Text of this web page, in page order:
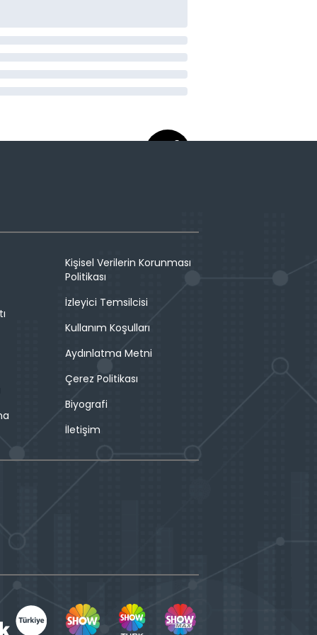
Kişisel Verilerin Korunması
Politikası
İzleyici Temsilcisi
Kullanım Koşulları
Aydınlatma Metni
Çerez Politikası
Biyografi
İletişim